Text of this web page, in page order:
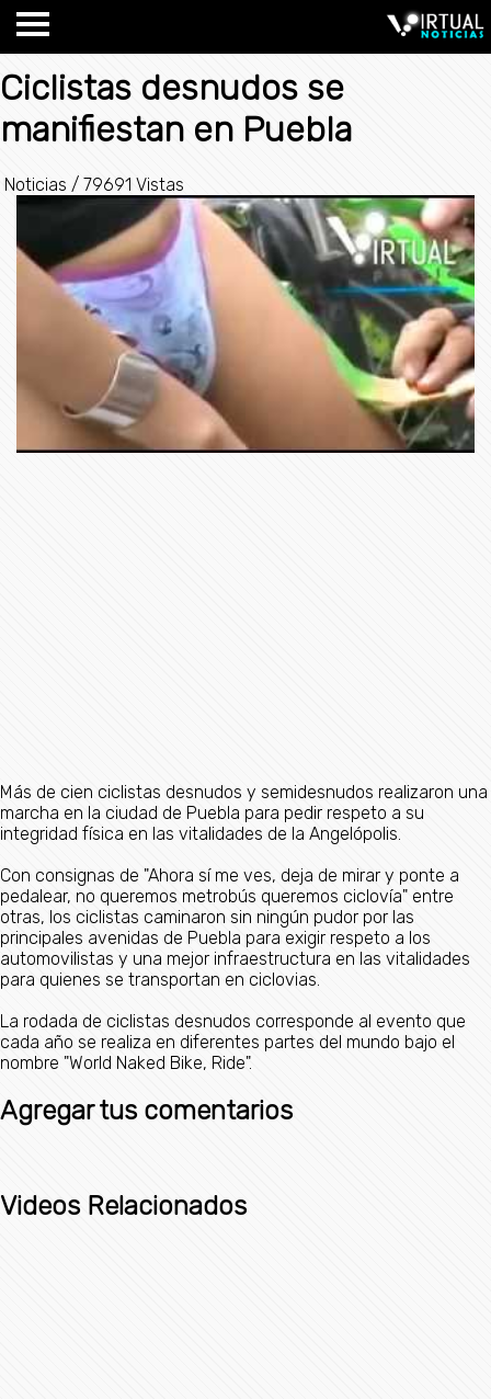
Ciclistas desnudos se
manifiestan en Puebla
Noticias / 79691 Vistas
Más de cien ciclistas desnudos y semidesnudos realizaron una
marcha en la ciudad de Puebla para pedir respeto a su
integridad física en las vitalidades de la Angelópolis.
Con consignas de "Ahora sí me ves, deja de mirar y ponte a
pedalear, no queremos metrobús queremos ciclovía" entre
otras, los ciclistas caminaron sin ningún pudor por las
principales avenidas de Puebla para exigir respeto a los
automovilistas y una mejor infraestructura en las vitalidades
para quienes se transportan en ciclovias.
La rodada de ciclistas desnudos corresponde al evento que
cada año se realiza en diferentes partes del mundo bajo el
nombre "World Naked Bike, Ride".
Agregar tus comentarios
Videos Relacionados